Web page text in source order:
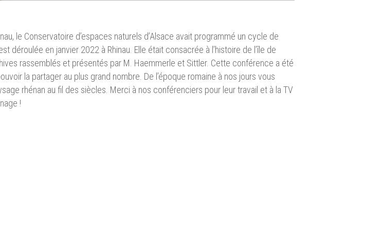
le Conservatoire d’espaces naturels d’Alsace avait programmé un cycle de
déroulée en janvier 2022 à Rhinau. Elle était consacrée à l’histoire de l’île de
rassemblés et présentés par M. Haemmerle et Sittler. Cette conférence a été
la partager au plus grand nombre. De l’époque romaine à nos jours vous
rhénan au fil des siècles. Merci à nos conférenciers pour leur travail et à la TV
!